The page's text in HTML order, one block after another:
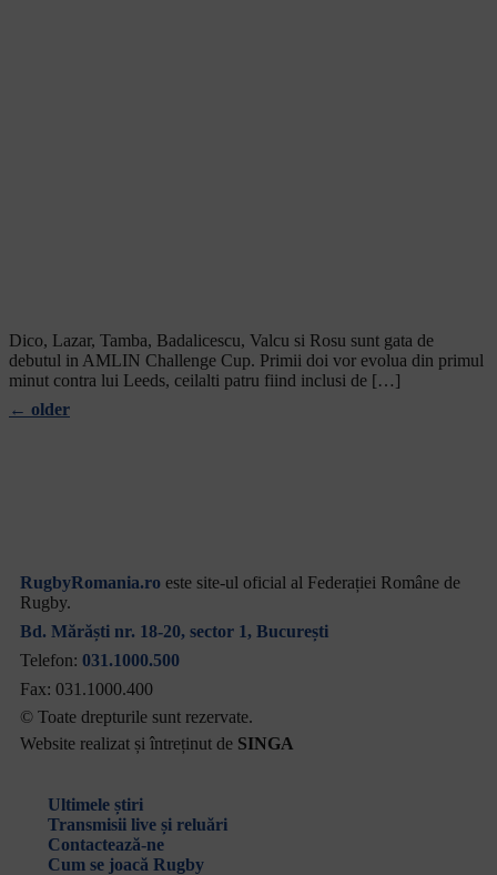
Dico, Lazar, Tamba, Badalicescu, Valcu si Rosu sunt gata de
debutul in AMLIN Challenge Cup. Primii doi vor evolua din primul
minut contra lui Leeds, ceilalti patru fiind inclusi de […]
← older
RugbyRomania.ro este site-ul oficial al Federației Române de
Rugby.
Bd. Mărăști nr. 18-20, sector 1, București
Telefon: 031.1000.500
Fax: 031.1000.400
© Toate drepturile sunt rezervate.
Website realizat și întreținut de SINGA
Ultimele știri
Transmisii live și reluări
Contactează-ne
Cum se joacă Rugby